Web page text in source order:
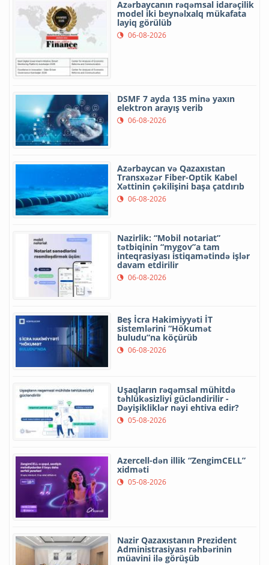
Azərbaycanın rəqəmsal idarəçilik
model iki beynəlxalq mükafata
layiq görülüb
06-08-2026
DSMF 7 ayda 135 minə yaxın
elektron arayış verib
06-08-2026
Azərbaycan və Qazaxıstan
Transxəzər Fiber-Optik Kabel
Xəttinin çəkilişini başa çatdırıb
06-08-2026
Nazirlik: “Mobil notariat”
tətbiqinin “mygov”a tam
inteqrasiyası istiqamətində işlər
davam etdirilir
06-08-2026
Beş İcra Hakimiyyəti İT
sistemlərini “Hökumət
buludu”na köçürüb
06-08-2026
Uşaqların rəqəmsal mühitdə
təhlükəsizliyi gücləndirilir -
Dəyişikliklər nəyi ehtiva edir?
05-08-2026
Azercell-dən illik “ZengimCELL”
xidməti
05-08-2026
Nazir Qazaxıstanın Prezident
Administrasiyası rəhbərinin
müavini ilə görüşüb